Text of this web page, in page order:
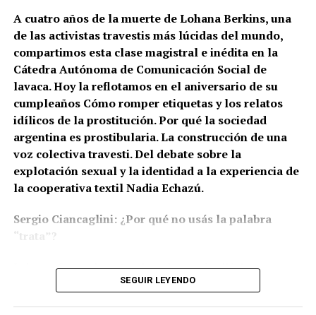
A cuatro años de la muerte de Lohana Berkins, una
de las activistas travestis más lúcidas del mundo,
compartimos esta clase magistral e inédita en la
Cátedra Autónoma de Comunicación Social de
lavaca. Hoy la reflotamos en el aniversario de su
cumpleaños Cómo romper etiquetas y los relatos
idílicos de la prostitución. Por qué la sociedad
argentina es prostibularia. La construcción de una
voz colectiva travesti. Del debate sobre la
explotación sexual y la identidad a la experiencia de
la cooperativa textil Nadia Echazú.
Sergio Ciancaglini: ¿Por qué no usás la palabra
“trata”?
Lohana: Generalmente, ahora hay -más allá de una
información-, grandes agencias financiadoras o grandes
SEGUIR LEYENDO